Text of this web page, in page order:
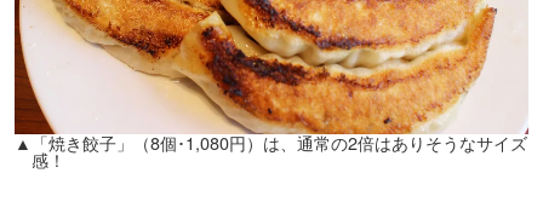
▲「焼き餃子」（8個･1,080円）は、通常の2倍はありそうなサイズ
感！